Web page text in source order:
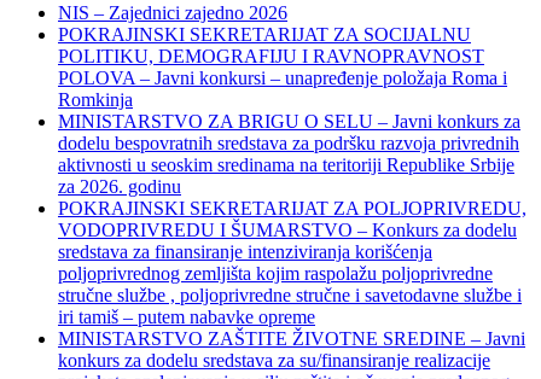
NIS – Zajednici zajedno 2026
POKRAJINSKI SEKRETARIJAT ZA SOCIJALNU
POLITIKU, DEMOGRAFIJU I RAVNOPRAVNOST
POLOVA – Javni konkursi – unapređenje položaja Roma i
Romkinja
MINISTARSTVO ZA BRIGU O SELU – Javni konkurs za
dodelu bespovratnih sredstava za podršku razvoja privrednih
aktivnosti u seoskim sredinama na teritoriji Republike Srbije
za 2026. godinu
POKRAJINSKI SEKRETARIJAT ZA POLJOPRIVREDU,
VODOPRIVREDU I ŠUMARSTVO – Konkurs za dodelu
sredstava za finansiranje intenziviranja korišćenja
poljoprivrednog zemljišta kojim raspolažu poljoprivredne
stručne službe , poljoprivredne stručne i savetodavne službe i
iri tamiš ‒ putem nabavke opreme
MINISTARSTVO ZAŠTITE ŽIVOTNE SREDINE – Javni
konkurs za dodelu sredstava za su/finansiranje realizacije